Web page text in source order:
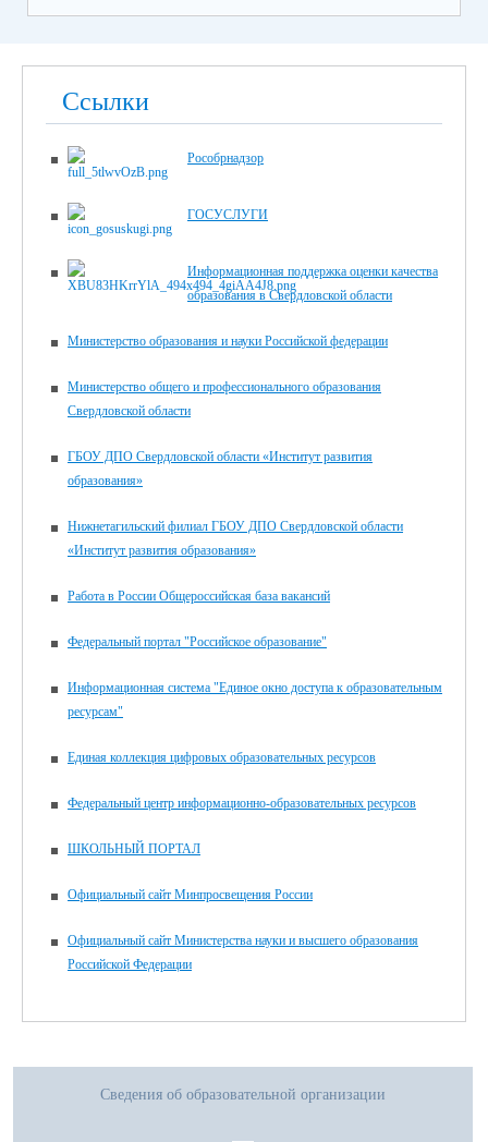
Ссылки
Рособрнадзор
ГОСУСЛУГИ
Информационная поддержка оценки качества
образования в Свердловской области
Министерство образования и науки Российской федерации
Министерство общего и профессионального образования
Свердловской области
ГБОУ ДПО Свердловской области «Институт развития
образования»
Нижнетагильский филиал ГБОУ ДПО Свердловской области
«Институт развития образования»
Работа в России Общероссийская база вакансий
Федеральный портал "Российское образование"
Информационная система "Единое окно доступа к образовательным
ресурсам"
Единая коллекция цифровых образовательных ресурсов
Федеральный центр информационно-образовательных ресурсов
ШКОЛЬНЫЙ ПОРТАЛ
Официальный сайт Минпросвещения России
Официальный сайт Министерства науки и высшего образования
Российской Федерации
Сведения об образовательной организации